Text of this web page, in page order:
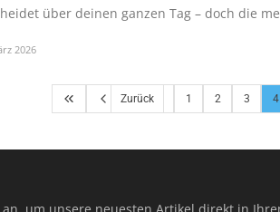
über deinen ganzen Tag – doch die
2026
Zurück 1 2 3 4